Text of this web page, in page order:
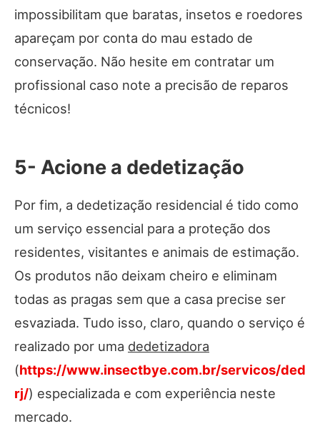
impossibilitam que baratas, insetos e roedores
apareçam por conta do mau estado de
conservação. Não hesite em contratar um
profissional caso note a precisão de reparos
técnicos!
5- Acione a dedetização
Por fim, a dedetização residencial é tido como
um serviço essencial para a proteção dos
residentes, visitantes e animais de estimação.
Os produtos não deixam cheiro e eliminam
todas as pragas sem que a casa precise ser
esvaziada. Tudo isso, claro, quando o serviço é
realizado por uma dedetizadora
(https://www.insectbye.com.br/servicos/
rj/) especializada e com experiência neste
mercado.